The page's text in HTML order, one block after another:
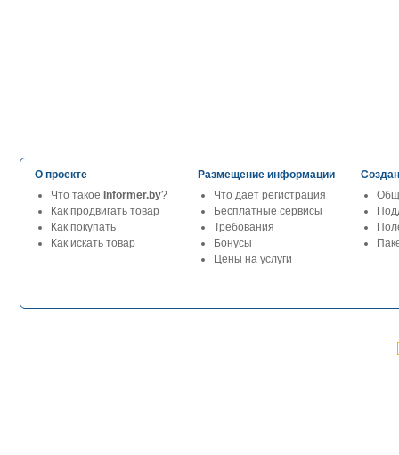
О проекте
Что такое Informer.by?
Как продвигать товар
Как покупать
Как искать товар
Размещение информации
Что дает регистрация
Бесплатные сервисы
Требования
Бонусы
Цены на услуги